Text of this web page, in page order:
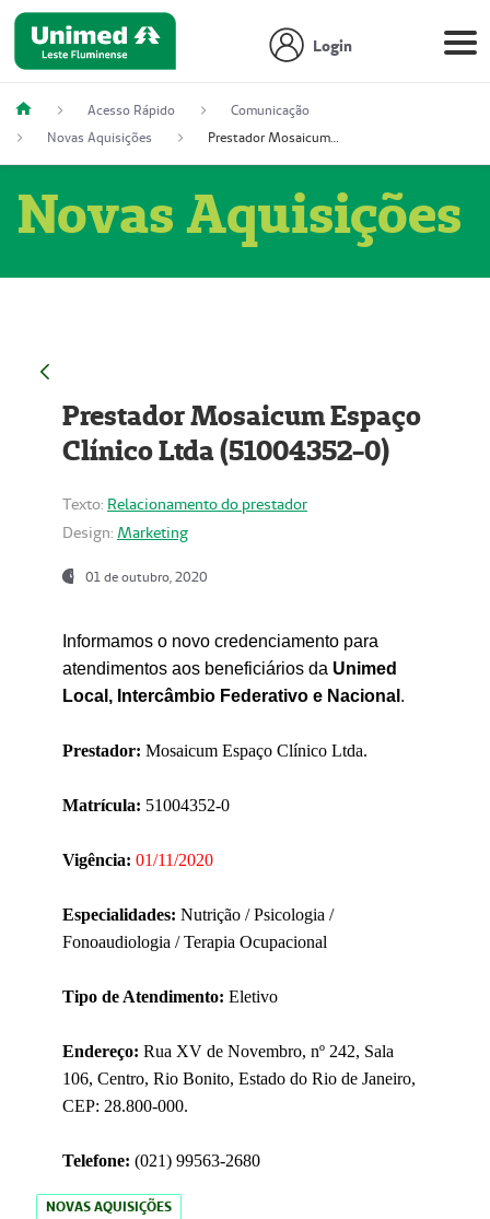
Login
Acesso Rápido
Comunicação
Novas Aquisições
Prestador Mosaicum Espaço Clínico Ltda (51004352-0)
Novas Aquisições
Prestador Mosaicum Espaço
Clínico Ltda (51004352-0)
Texto: Relacionamento do prestador
Design: Marketing
01 de outubro, 2020
Informamos o novo credenciamento para
atendimentos aos beneficiários da Unimed
Local, Intercâmbio Federativo e Nacional .
Prestador: Mosaicum Espaço Clínico Ltda.
Matrícula: 51004352-0
Vigência: 01/11/2020
Especialidades: Nutrição / Psicologia /
Fonoaudiologia / Terapia Ocupacional
Tipo de Atendimento: Eletivo
Endereço: Rua XV de Novembro, nº 242, Sala
106, Centro, Rio Bonito, Estado do Rio de Janeiro,
CEP: 28.800-000.
Telefone: (021) 99563-2680
NOVAS AQUISIÇÕES